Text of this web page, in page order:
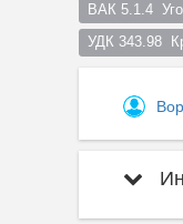
ВАК 5.1.4
УДК 343.98